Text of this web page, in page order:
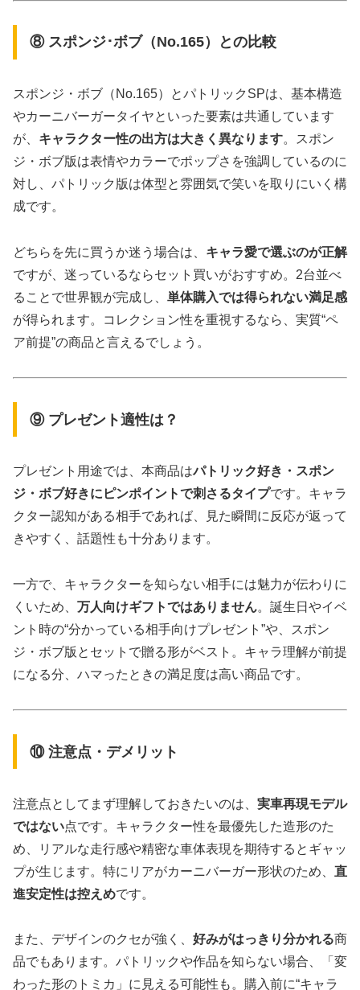
⑧ スポンジ･ボブ（No.165）との比較
スポンジ・ボブ（No.165）とパトリックSPは、基本構造
やカーニバーガータイヤといった要素は共通しています
が、 キャラクター性の出方は大きく異なります。スポン
ジ・ボブ版は表情やカラーでポップさを強調しているのに
対し、パトリック版は体型と雰囲気で笑いを取りにいく構
成です。
どちらを先に買うか迷う場合は、 キャラ愛で選ぶのが正解
ですが、迷っているならセット買いがおすすめ。2台並べ
ることで世界観が完成し、 単体購入では得られない満足感
が得られます。コレクション性を重視するなら、実質“ペ
ア前提”の商品と言えるでしょう。
⑨ プレゼント適性は？
プレゼント用途では、本商品はパトリック好き・スポン
ジ・ボブ好きにピンポイントで刺さるタイプです。キャラ
クター認知がある相手であれば、見た瞬間に反応が返って
きやすく、話題性も十分あります。
一方で、キャラクターを知らない相手には魅力が伝わりに
くいため、 万人向けギフトではありません。誕生日やイベ
ント時の“分かっている相手向けプレゼント”や、スポン
ジ・ボブ版とセットで贈る形がベスト。キャラ理解が前提
になる分、ハマったときの満足度は高い商品です。
⑩ 注意点・デメリット
注意点としてまず理解しておきたいのは、 実車再現モデル
ではない点です。キャラクター性を最優先した造形のた
め、リアルな走行感や精密な車体表現を期待するとギャッ
プが生じます。特にリアがカーニバーガー形状のため、 直
進安定性は控えめです。
また、デザインのクセが強く、 好みがはっきり分かれる商
品でもあります。パトリックや作品を知らない場合、「変
わった形のトミカ」に見える可能性も。購入前に“キャラ